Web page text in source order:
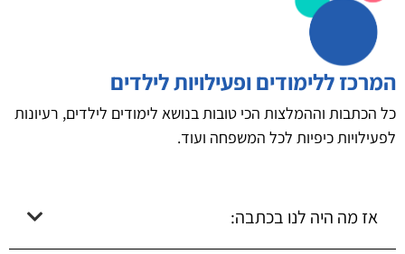
המרכז ללימודים ופעילויות לילדים
כל הכתבות וההמלצות הכי טובות בנושא לימודים לילדים, רעיונות
לפעילויות כיפיות לכל המשפחה ועוד.
אז מה היה לנו בכתבה: